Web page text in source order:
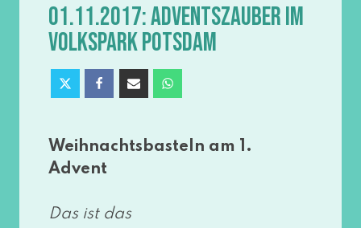
01.11.2017: ADVENTSZAUBER IM
VOLKSPARK POTSDAM
Weihnachtsbasteln am 1.
Advent
Das ist das